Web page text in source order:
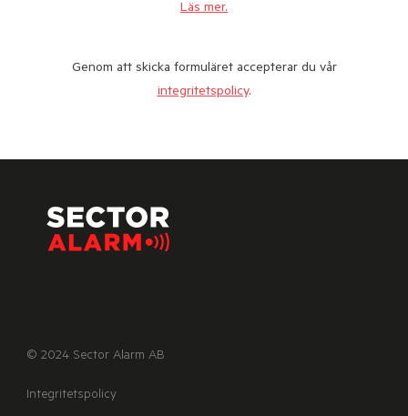
Läs mer.
Genom att skicka formuläret accepterar du vår
integritetspolicy.
© 2024 Sector Alarm AB
Integritetspolicy